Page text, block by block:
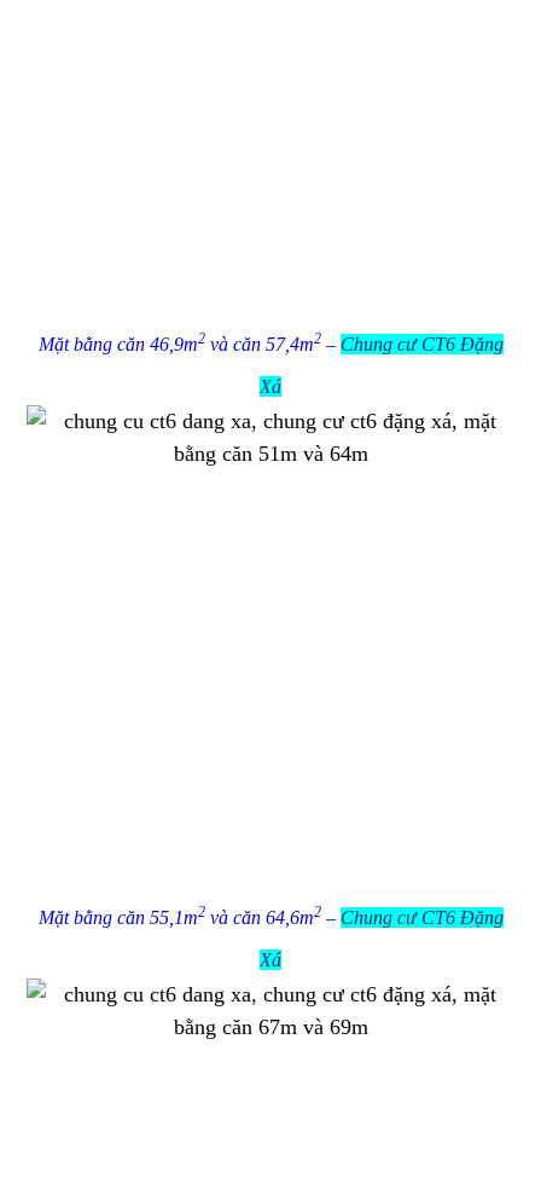
Mặt bằng căn 46,9m2và căn 57,4m2– Chung cư CT6 Đặng
Xá
Mặt bằng căn 55,1m2và căn 64,6m2– Chung cư CT6 Đặng
Xá